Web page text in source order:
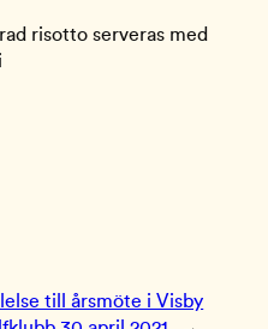
risotto serveras med
till årsmöte i Visby